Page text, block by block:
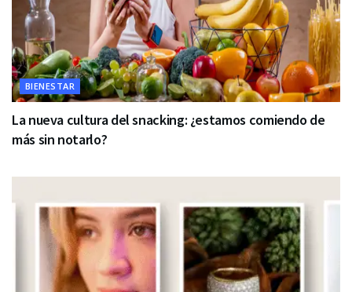
BIENESTAR
La nueva cultura del snacking: ¿estamos comiendo de
más sin notarlo?